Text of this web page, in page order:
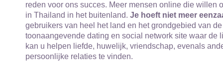
reden voor ons succes. Meer mensen online die willen
in Thailand in het buitenland. Je hoeft niet meer
gebruikers van heel het land en het grondgebied van
toonaangevende dating en social network site waar de
kan u helpen liefde, huwelijk, vriendschap, evenals
persoonlijke relaties te vinden.